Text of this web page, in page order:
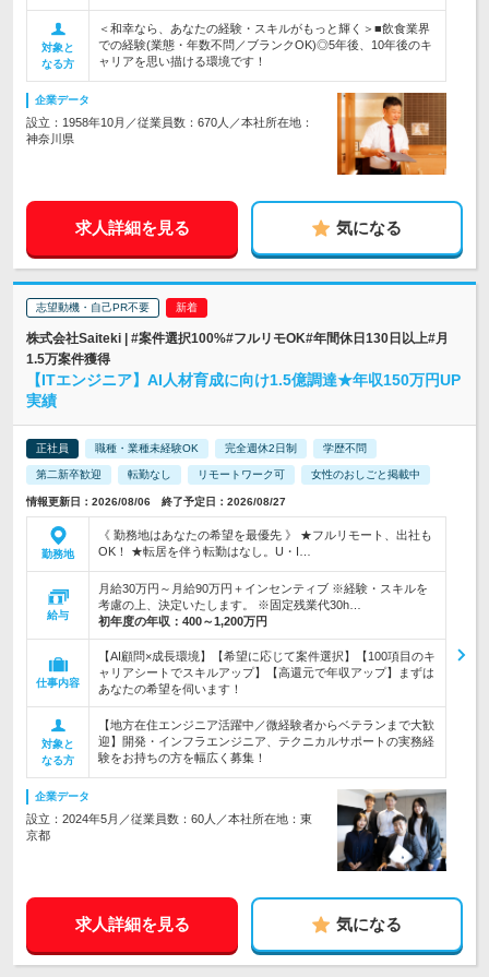
対象と
なる方
＜和幸なら、あなたの経験・スキルがもっと輝く＞■飲食業界
での経験(業態・年数不問／ブランクOK)◎5年後、10年後のキ
ャリアを思い描ける環境です！
企業データ
設立：1958年10月／従業員数：670人／本社所在地：
神奈川県
求人詳細を見る 気になる
志望動機・自己PR不要
株式会社Saiteki | #案件選択100%#フルリモOK#年間休日130日以上#月
1.5万案件獲得
【ITエンジニア】AI人材育成に向け1.5億調達★年収150万円UP
実績
正社員 職種・業種未経験OK 完全週休2日制 学歴不問
第二新卒歓迎 転勤なし リモートワーク可 女性のおしごと掲載中
情報更新日：2026/08/06 終了予定日：2026/08/27
勤務地
《 勤務地はあなたの希望を最優先 》 ★フルリモート、出社も
OK！ ★転居を伴う転勤はなし。U・I…
給与
月給30万円～月給90万円＋インセンティブ ※経験・スキルを
考慮の上、決定いたします。 ※固定残業代30h…
初年度の年収： 400～1,200万円
仕事内容
【AI顧問×成長環境】【希望に応じて案件選択】【100項目のキ
ャリアシートでスキルアップ】【高還元で年収アップ】まずは
あなたの希望を伺います！
対象と
なる方
【地方在住エンジニア活躍中／微経験者からベテランまで大歓
迎】開発・インフラエンジニア、テクニカルサポートの実務経
験をお持ちの方を幅広く募集！
企業データ
設立：2024年5月／従業員数：60人／本社所在地：東
京都
求人詳細を見る 気になる